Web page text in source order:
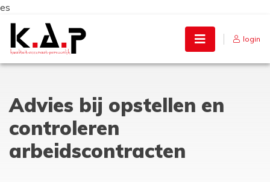
es
Skip
content
login
Advies bij opstellen en
controleren
arbeidscontracten